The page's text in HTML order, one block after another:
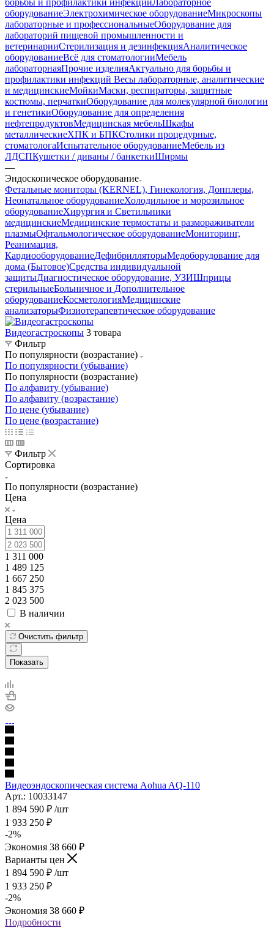
оборудованиеЭлектрохимическое оборудованиеМикроскопы
лабораторные и профессиональныеОборудование для
лабораторий пищевой промышленности и
ветеринарииСтерилизация и дезинфекцияАналитическое
оборудованиеВсё для стоматологииМебель
лабораторнаяПрочие изделияАктуально для борьбы и
профилактики инфекций Весы лабораторные, аналитические
и медицинскиеМойкиМаски, респираторы, защитные
костюмы, перчаткиОборудование для молекулярной биологии
и генетикиОборудование для определения
нефтепродуктовМедицинская мебельШкафы
металлическиеХПК и БПКСтолики процедурные,
стоматологаИспытательное оборудованиеМебель из
ЛДСПКушетки / диваны / банкеткиШирмы
—
Эндоскопическое оборудование
Фетальные мониторы (KERNEL), Гинекология, Допплеры,
Неонатальное оборудованиеХолодильное и морозильное
оборудованиеХирургия и Светильники
медицинскиеМедицинские термостаты и размораживатели
плазмыОфтальмологическое оборудованиеМониторинг,
Реанимация,
КардиооборудованиеДефибрилляторыМедоборудование для
дома (Бытовое)Средства индивидуальной
защитыДиагностическое оборудование, УЗИШприцы
стерильныеБольничное и Дополнительное
оборудованиеКосметологияМедицинские
анализаторыФизиотерапевтическое оборудование
Видеогастроскопы 3 товара
Фильтр
По популярности (возрастание)
По популярности (убывание)
По популярности (возрастание)
По алфавиту (убывание)
По алфавиту (возрастание)
По цене (убывание)
По цене (возрастание)
Фильтр
Сортировка
По популярности (возрастание)
Цена
Цена
1 311 000
1 489 125
1 667 250
1 845 375
2 023 500
В наличии
Очистить фильтр
Показать
Видеоэндоскопическая система Aohua AQ-110
Арт.: 10033147
1 894 590 ₽ /шт
1 933 250 ₽
-2%
Экономия 38 660 ₽
Варианты цен
1 894 590 ₽ /шт
1 933 250 ₽
-2%
Экономия 38 660 ₽
Подробности